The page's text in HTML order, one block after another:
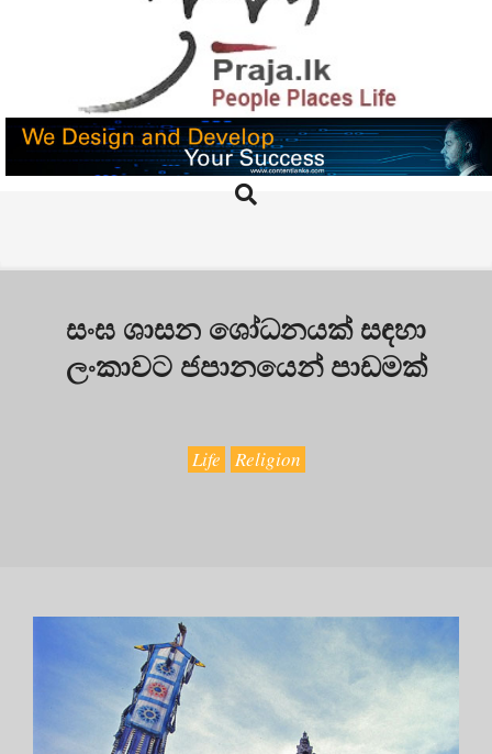
PRAJA.LK
Search
සංඝ ශාසන ශෝධනයක් සඳහා
ලංකාවට ජපානයෙන් පාඩමක්
Life Religion